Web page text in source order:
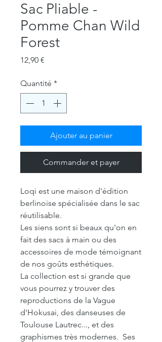
Sac Pliable -
Pomme Chan Wild
Forest
12,90 €
Quantité *
Ajouter au panier
Commander et payer
Loqi est une maison d'édition
berlinoise spécialisée dans le sac
réutilisable.
Les siens sont si beaux qu'on en
fait des sacs à main ou des
accessoires de mode témoignant
de nos goûts esthétiques.
La collection est si grande que
vous pourrez y trouver des
reproductions de la Vague
d'Hokusai, des danseuses de
Toulouse Lautrec..., et des
graphismes très modernes. Ses